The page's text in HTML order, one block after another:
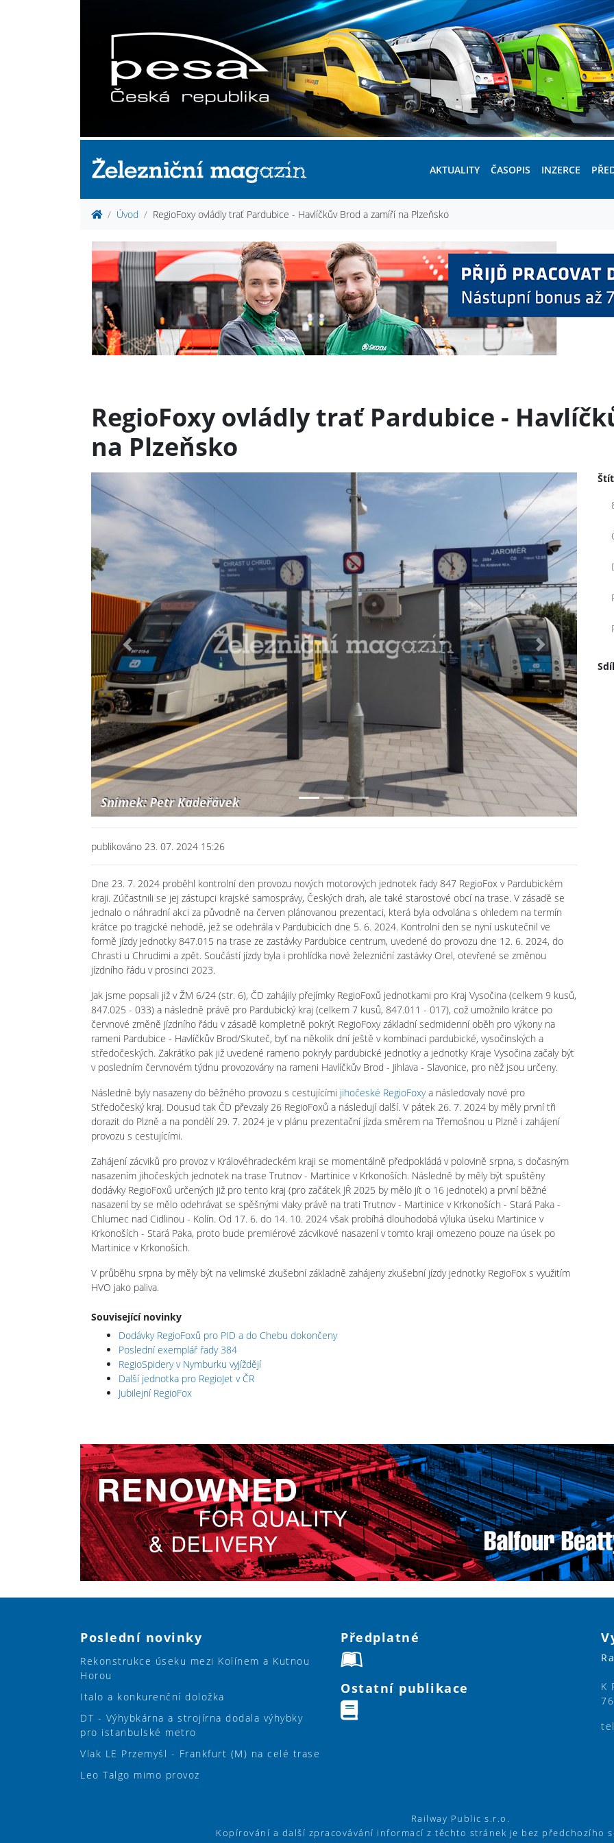
AKTUALITY ČASOPIS INZERCE
Úvod RegioFoxy ovládly trať Pardubice - Havlíčkův Brod a zamíří na Plzeňsko
RegioFoxy ovládly trať Pardubice -
na Plzeňsko
Previous Next
publikováno 23. 07. 2024 15:26
Dne 23. 7. 2024 proběhl kontrolní den provozu nových motorových jednotek řady 847 RegioFox v Pardubickém
kraji. Zúčastnili se jej zástupci krajské samosprávy, Českých drah, ale také starostové obcí na trase. V zásadě se
jednalo o náhradní akci za původně na červen plánovanou prezentaci, která byla odvolána s ohledem na termín
krátce po tragické nehodě, jež se odehrála v Pardubicích dne 5. 6. 2024. Kontrolní den se nyní uskutečnil ve
formě jízdy jednotky 847.015 na trase ze zastávky Pardubice centrum, uvedené do provozu dne 12. 6. 2024, do
Chrasti u Chrudimi a zpět. Součástí jízdy byla i prohlídka nové železniční zastávky Orel, otevřené se změnou
jízdního řádu v prosinci 2023.
Jak jsme popsali již v ŽM 6/24 (str. 6), ČD zahájily přejímky RegioFoxů jednotkami pro Kraj Vysočina (celkem 9 kusů,
847.025 - 033) a následně právě pro Pardubický kraj (celkem 7 kusů, 847.011 - 017), což umožnilo krátce po
červnové změně jízdního řádu v zásadě kompletně pokrýt RegioFoxy základní sedmidenní oběh pro výkony na
rameni Pardubice - Havlíčkův Brod/Skuteč, byť na několik dní ještě v kombinaci pardubické, vysočinských a
středočeských. Zakrátko pak již uvedené rameno pokryly pardubické jednotky a jednotky Kraje Vysočina začaly být
v posledním červnovém týdnu provozovány na rameni Havlíčkův Brod - Jihlava - Slavonice, pro něž jsou určeny.
Následně byly nasazeny do běžného provozu s cestujícími jihočeské RegioFoxya následovaly nové pro
Středočeský kraj. Dousud tak ČD převzaly 26 RegioFoxů a následují další. V pátek 26. 7. 2024 by měly první tři
dorazit do Plzně a na pondělí 29. 7. 2024 je v plánu prezentační jízda směrem na Třemošnou u Plzně i zahájení
provozu s cestujícími.
Zahájení zácviků pro provoz v Královéhradeckém kraji se momentálně předpokládá v polovině srpna, s dočasným
nasazením jihočeských jednotek na trase Trutnov - Martinice v Krkonoších. Následně by měly být spuštěny
dodávky RegioFoxů určených již pro tento kraj (pro začátek JŘ 2025 by mělo jít o 16 jednotek) a první běžné
nasazení by se mělo odehrávat se spěšnými vlaky právě na trati Trutnov - Martinice v Krkonoších - Stará Paka -
Chlumec nad Cidlinou - Kolín. Od 17. 6. do 14. 10. 2024 však probíhá dlouhodobá výluka úseku Martinice v
Krkonoších - Stará Paka, proto bude premiérové zácvikové nasazení v tomto kraji omezeno pouze na úsek po
Martinice v Krkonoších.
V průběhu srpna by měly být na velimské zkušební základně zahájeny zkušební jízdy jednotky RegioFox s využitím
HVO jako paliva.
Související novinky
Dodávky RegioFoxů pro PID a do Chebu dokončeny
Poslední exemplář řady 384
RegioSpidery v Nymburku vyjíždějí
Další jednotka pro RegioJet v ČR
Jubilejní RegioFox
Poslední novinky
Rekonstrukce úseku mezi Kolínem a Kutnou
Horou
Italo a konkurenční doložka
DT - Výhybkárna a strojírna dodala výhybky
pro istanbulské metro
Vlak LE Przemyśl - Frankfurt (M) na celé trase
Leo Talgo mimo provoz
Předplatné
Ostatní publikace
K
Railway Public s.r.o.
Kopírování a další zpracovávání informací z těchto stránek je bez předchozího